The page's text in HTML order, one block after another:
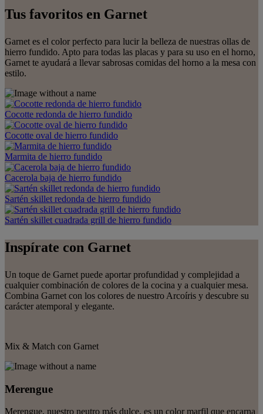
Tus favoritos en Garnet
Garnet es el color perfecto para lucir la belleza de nuestras ollas de
hierro fundido. Apto para todas las placas y para su uso en el horno,
Garnet te ayudará a llevar sabrosas comidas del horno a la mesa con
estilo.
Cocotte redonda de hierro fundido
Cocotte oval de hierro fundido
Marmita de hierro fundido
Cacerola baja de hierro fundido
Sartén skillet redonda de hierro fundido
Sartén skillet cuadrada grill de hierro fundido
Inspírate con Garnet
Un toque de Garnet puede aportar profundidad y complejidad a
cualquier combinación de colores de la cocina y a cualquier mesa.
Combina Garnet con los colores de nuestro Arcoíris y descubre su
carácter atemporal y elegante.
Mix & Match con Garnet
Merengue
Merengue, nuestro neutro más dulce, es un color marfil que encarna